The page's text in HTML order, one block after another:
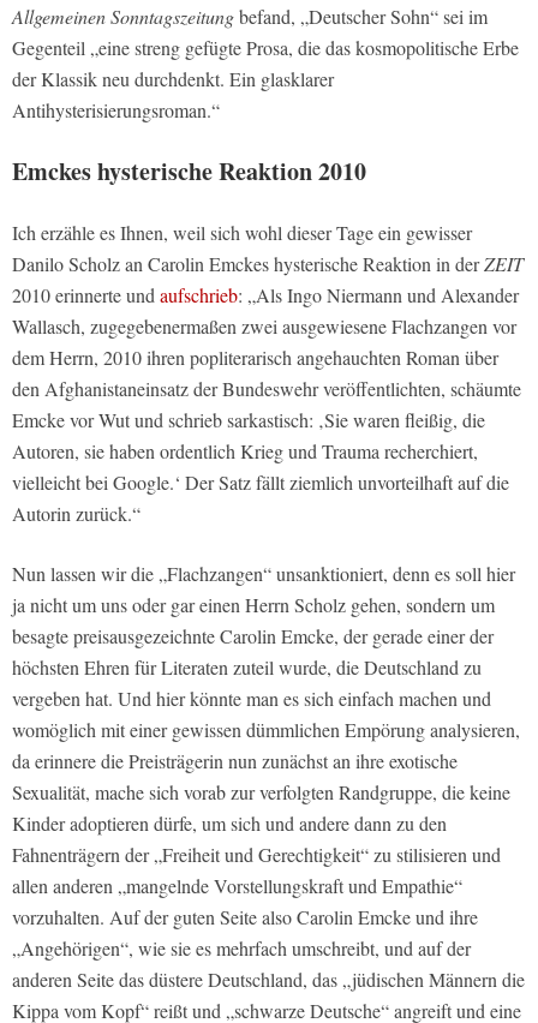
Allgemeinen Sonntagszeitungbefand, „Deutscher Sohn“ sei im
Gegenteil „eine streng gefügte Prosa, die das kosmopolitische Erbe
der Klassik neu durchdenkt. Ein glasklarer
Antihysterisierungsroman.“
Emckes hysterische Reaktion 2010
Ich erzähle es Ihnen, weil sich wohl dieser Tage ein gewisser
Danilo Scholz an Carolin Emckes hysterische Reaktion in derZEIT
2010 erinnerte undaufschrieb: „Als Ingo Niermann und Alexander
Wallasch, zugegebenermaßen zwei ausgewiesene Flachzangen vor
dem Herrn, 2010 ihren popliterarisch angehauchten Roman über
den Afghanistaneinsatz der Bundeswehr veröffentlichten, schäumte
Emcke vor Wut und schrieb sarkastisch: ‚Sie waren fleißig, die
Autoren, sie haben ordentlich Krieg und Trauma recherchiert,
vielleicht bei Google.‘ Der Satz fällt ziemlich unvorteilhaft auf die
Autorin zurück.“
Nun lassen wir die „Flachzangen“ unsanktioniert, denn es soll hier
ja nicht um uns oder gar einen Herrn Scholz gehen, sondern um
besagte preisausgezeichnte Carolin Emcke, der gerade einer der
höchsten Ehren für Literaten zuteil wurde, die Deutschland zu
vergeben hat. Und hier könnte man es sich einfach machen und
womöglich mit einer gewissen dümmlichen Empörung analysieren,
da erinnere die Preisträgerin nun zunächst an ihre exotische
Sexualität, mache sich vorab zur verfolgten Randgruppe, die keine
Kinder adoptieren dürfe, um sich und andere dann zu den
Fahnenträgern der „Freiheit und Gerechtigkeit“ zu stilisieren und
allen anderen „mangelnde Vorstellungskraft und Empathie“
vorzuhalten. Auf der guten Seite also Carolin Emcke und ihre
„Angehörigen“, wie sie es mehrfach umschreibt, und auf der
anderen Seite das düstere Deutschland, das „jüdischen Männern die
Kippa vom Kopf“ reißt und „schwarze Deutsche“ angreift und eine